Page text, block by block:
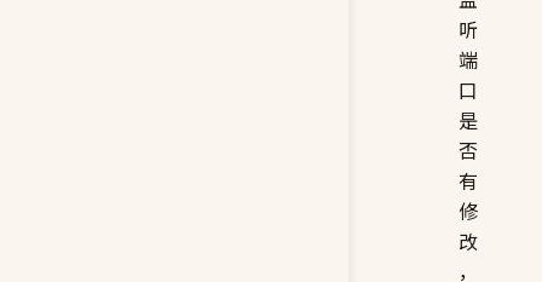
听
端
口
是
否
有
修
改
，